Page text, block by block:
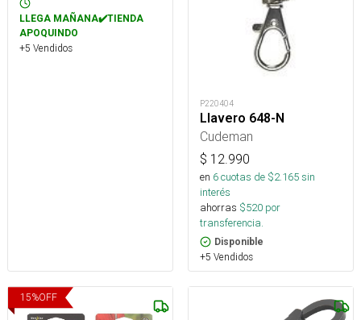
LLEGA MAÑANA✔️TIENDA
APOQUINDO
+5 Vendidos
P220404
Llavero 648-N
Cudeman
$ 12.990
en 6cuotas de $2.165sin
interés
ahorras $520 por
transferencia.
Disponible
+5 Vendidos
15%OFF